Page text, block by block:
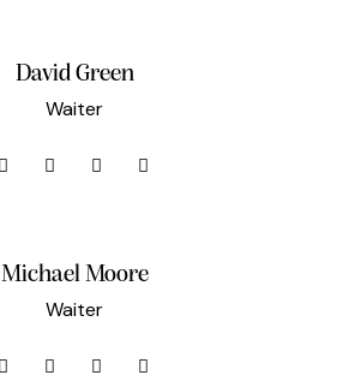
David Green
Waiter
Michael Moore
Waiter